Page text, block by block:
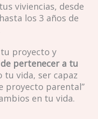
viviencias, desde
los 3 años de
proyecto y
pertenecer a tu
tu vida, ser capaz
proyecto parental”
en tu vida.